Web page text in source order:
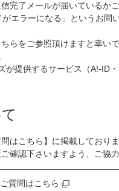
完了メールが届いているかご
エラーになる」というお問
らをご参照頂けますと幸いで
提供するサービス（A!-ID
はこちら】に掲載しておりま
確認下さいますよう、ご協力
質問はこちら